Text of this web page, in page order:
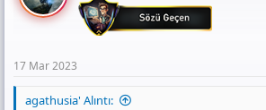
17 Mar 2023
agathusia' Alıntı: